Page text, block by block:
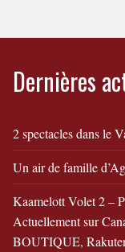
Dernières
2 spectacles dans le
Un air de famille
Kaamelott Volet 2 –
Actuellement sur
BOUTIQUE,